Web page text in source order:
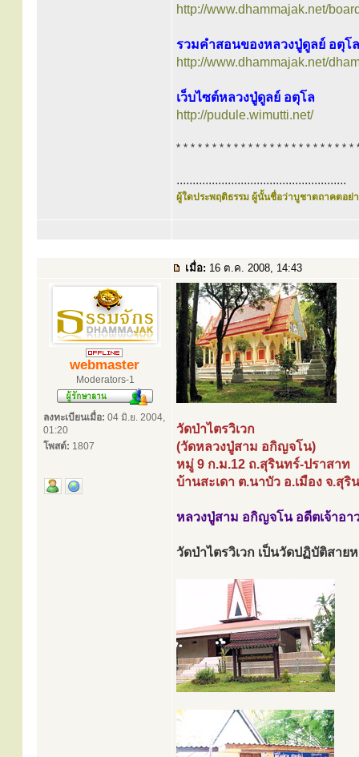
http://www.dhammajak.net/
รวมคำสอนของหลวงปู่ดูลย์ อตุโล
http://www.dhammajak.net/
เว็บไซต์หลวงปู่ดูลย์ อตุโล
http://pudule.wimutti.net/
* * * * * * * * * * * * * * * * * * * * * * * * *
.....................................................
ผู้ใดประพฤติธรรม ผู้นั้นชื่อว่าบูชาตถาคตอย่า
เมื่อ: 16 ต.ค. 2008, 14:43
webmaster
Moderators-1
ลงทะเบียนเมื่อ: 04 มิ.ย. 2004,
01:20
โพสต์: 1807
วัดป่าไตรวิเวก
(วัดหลวงปู่สาม อกิญจโน)
หมู่ 9 ก.ม.12 ถ.สุรินทร์-ปราสาท
บ้านสะเดา ต.นาบัว อ.เมือง จ.สุริ
หลวงปู่สาม อกิญจโน อดีตเจ้าอา
วัดป่าไตรวิเวก เป็นวัดปฏิบัติสา